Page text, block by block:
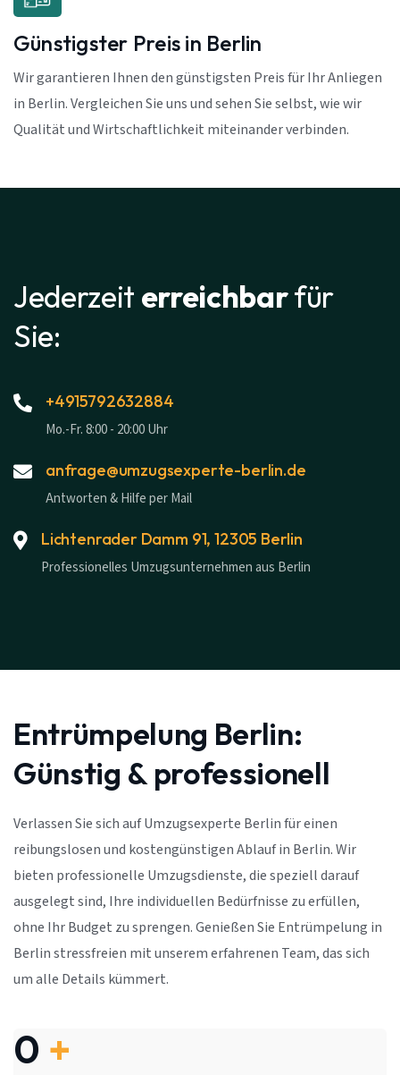
Günstigster Preis in Berlin
Wir garantieren Ihnen den günstigsten Preis für Ihr Anliegen
in Berlin. Vergleichen Sie uns und sehen Sie selbst, wie wir
Qualität und Wirtschaftlichkeit miteinander verbinden.
Jederzeit erreichbarfür
Sie:
+4915792632884
Mo.-Fr. 8:00 - 20:00 Uhr
anfrage@umzugsexperte-berlin.de
Antworten & Hilfe per Mail
Lichtenrader Damm 91, 12305 Berlin
Professionelles Umzugsunternehmen aus Berlin
Entrümpelung Berlin:
Günstig & professionell
Verlassen Sie sich auf Umzugsexperte Berlin für einen
reibungslosen und kostengünstigen Ablauf in Berlin. Wir
bieten professionelle Umzugsdienste, die speziell darauf
ausgelegt sind, Ihre individuellen Bedürfnisse zu erfüllen,
ohne Ihr Budget zu sprengen. Genießen Sie Entrümpelung in
Berlin stressfreien mit unserem erfahrenen Team, das sich
um alle Details kümmert.
0 +